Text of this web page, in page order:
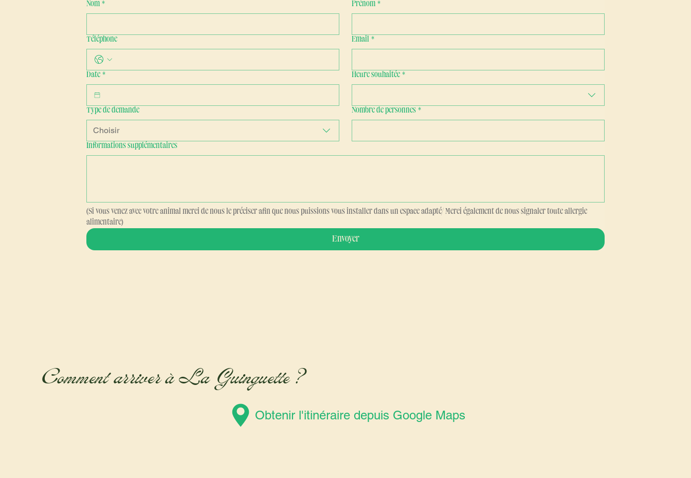
Nom * Prénom *
Téléphone Email *
Date * Heure souhaitée *
Type de demande
Choisir
Nombre de personnes *
Informations supplémentaires
(Si vous venez avec votre animal merci de nous le préciser afin que nous puissions vous installer dans un espace adapté/ Merci également de nous signaler toute allergie
alimentaire)
Envoyer
Comment arriver à La Guinguette ?
Obtenir l'itinéraire depuis Google Maps